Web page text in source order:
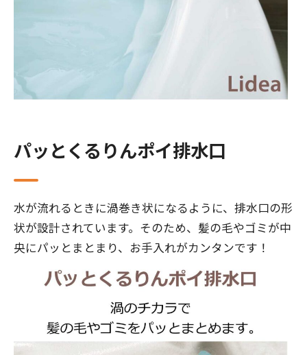
パッとくるりんポイ排水口
水が流れるときに渦巻き状になるように、排水口の形
状が設計されています。そのため、髪の毛やゴミが中
央にパッとまとまり、お手入れがカンタンです！